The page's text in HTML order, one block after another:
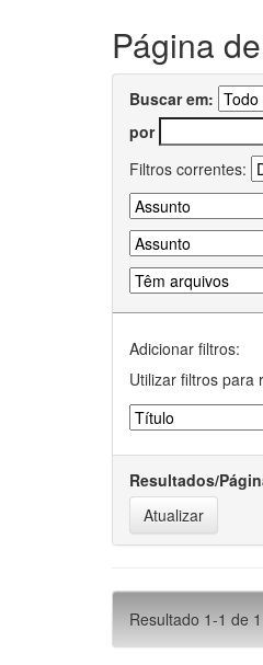
Página
Buscar em:
por
Filtros correntes:
Adicionar filtros:
Utilizar filtros para
Resultados/
Resultado 1-1 de